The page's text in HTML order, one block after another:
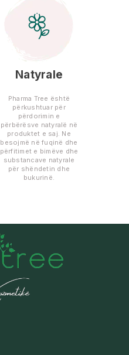
Natyrale
Pharma Tree është
përkushtuar për
përdorimin e
përbërësve natyralë në
produktet e saj. Ne
besojmë në fuqinë dhe
përfitimet e bimëve dhe
substancave natyrale
për shëndetin dhe
bukurinë.